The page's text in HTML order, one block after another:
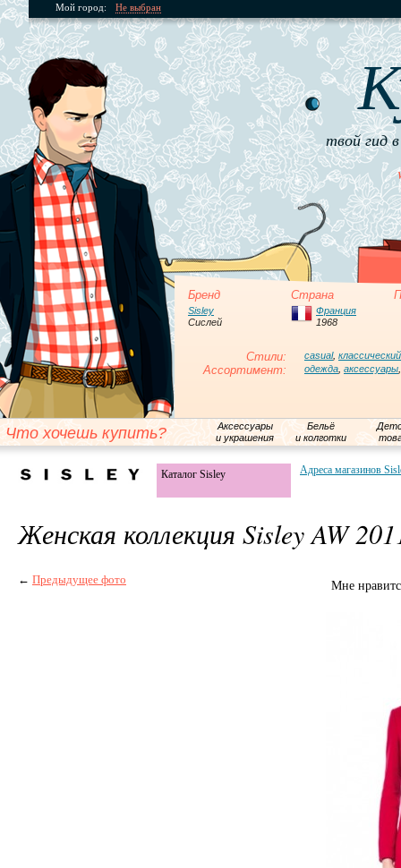
Мой город: Не выбран
твой гид
Бренд Страна
Sisley
Сислей
Франция
1968
Стили: casual, классический
Ассортимент: одежда аксессуары
Что хочешь купить?
Аксессуары
и украшения
Бельё
и колготки
Каталог Sisley Адреса магазинов
Женская коллекция Sisley AW
← Предыдущее фото Мне